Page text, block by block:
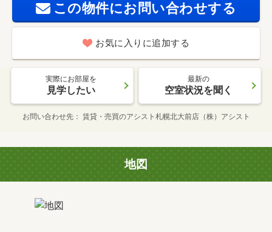
この物件にお問い合わせする
お気に入りに追加する
実際にお部屋を
見学したい
最新の
空室状況を聞く
お問い合わせ先 賃貸・売買のアシスト札幌北大前店（株）アシスト
地図